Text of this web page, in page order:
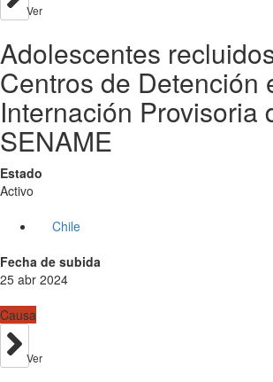
Ver
Adolescentes
Centros de Detención
Internación Provisoria
SENAME
Estado
Activo
Chile
Fecha de subida
25 abr 2024
Causa
Ver